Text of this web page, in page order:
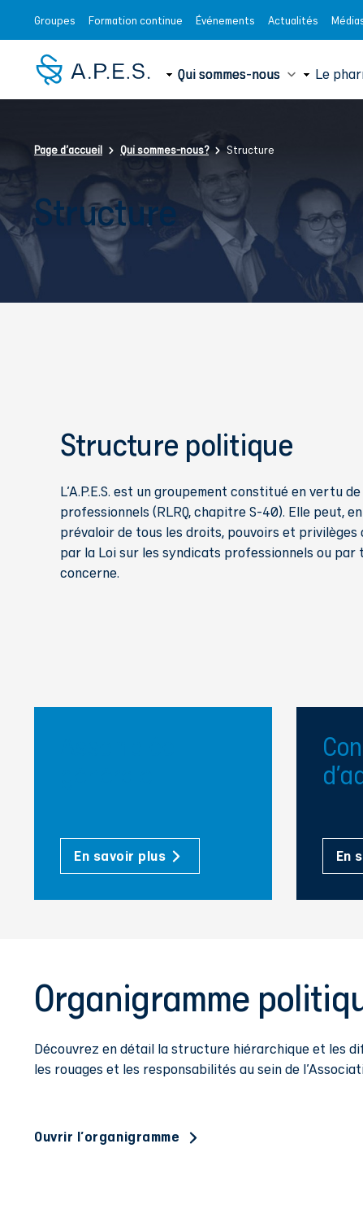
Navigation secondaire
Groupes Formation continue Événements Actualités
Navigation
Qui sommes-nous Le
Fil d'Ariane
Page d'accueil Qui sommes-nous? Structure
Structure
Structure politique
L'A.P.E.S. est un groupement constitué en vertu
professionnels (RLRQ, chapitre S-40). Elle peut,
prévaloir de tous les droits, pouvoirs et privilèges
par la Loi sur les syndicats professionnels ou par
concerne.
En savoir plus En
Organigramme
Découvrez en détail la structure hiérarchique et les
les rouages et les responsabilités au sein de
Ouvrir l'organigramme